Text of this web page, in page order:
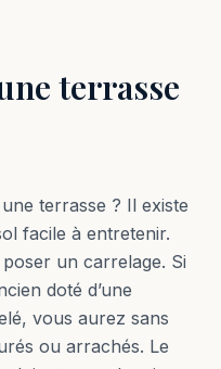
terrasse
terrasse ? Il existe
facile à entretenir.
un carrelage. Si
doté d’une
vous aurez sans
ou arrachés. Le